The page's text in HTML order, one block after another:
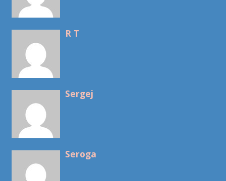
R T
Sergej
Seroga